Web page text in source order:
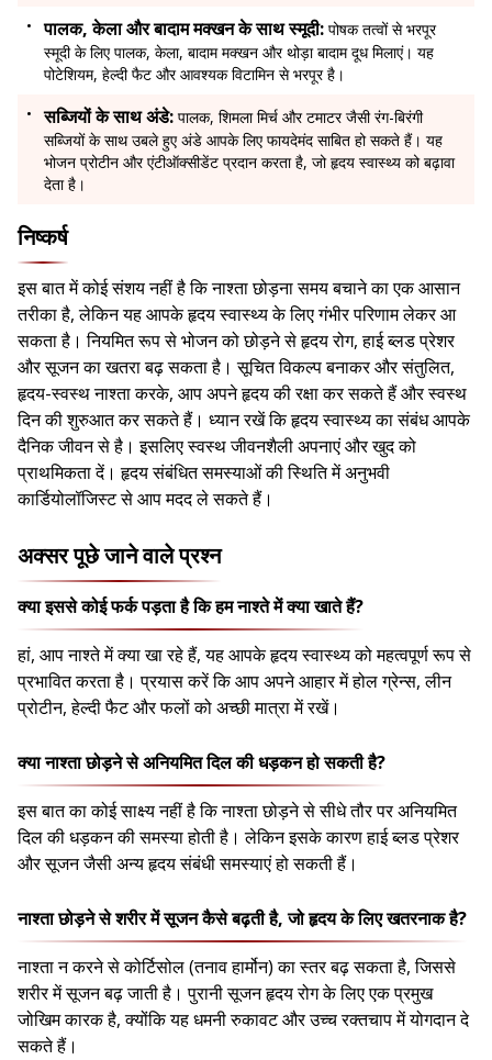
पालक, केला और बादाम मक्खन के साथ स्मूदी: पोषक तत्वों से भरपूर
स्मूदी के लिए पालक, केला, बादाम मक्खन और थोड़ा बादाम दूध मिलाएं। यह
पोटेशियम, हेल्दी फैट और आवश्यक विटामिन से भरपूर है।
सब्जियों के साथ अंडे: पालक, शिमला मिर्च और टमाटर जैसी रंग-बिरंगी
सब्जियों के साथ उबले हुए अंडे आपके लिए फायदेमंद साबित हो सकते हैं। यह
भोजन प्रोटीन और एंटीऑक्सीडेंट प्रदान करता है, जो हृदय स्वास्थ्य को बढ़ावा
देता है।
निष्कर्ष
इस बात में कोई संशय नहीं है कि नाश्ता छोड़ना समय बचाने का एक आसान
तरीका है, लेकिन यह आपके हृदय स्वास्थ्य के लिए गंभीर परिणाम लेकर आ
सकता है। नियमित रूप से भोजन को छोड़ने से हृदय रोग, हाई ब्लड प्रेशर
और सूजन का खतरा बढ़ सकता है। सूचित विकल्प बनाकर और संतुलित,
हृदय-स्वस्थ नाश्ता करके, आप अपने हृदय की रक्षा कर सकते हैं और स्वस्थ
दिन की शुरुआत कर सकते हैं। ध्यान रखें कि हृदय स्वास्थ्य का संबंध आपके
दैनिक जीवन से है। इसलिए स्वस्थ जीवनशैली अपनाएं और खुद को
प्राथमिकता दें। हृदय संबंधित समस्याओं की स्थिति में अनुभवी
कार्डियोलॉजिस्ट से आप मदद ले सकते हैं।
अक्सर पूछे जाने वाले प्रश्न
क्या इससे कोई फर्क पड़ता है कि हम नाश्ते में क्या खाते हैं?
हां, आप नाश्ते में क्या खा रहे हैं, यह आपके हृदय स्वास्थ्य को महत्वपूर्ण रूप से
प्रभावित करता है। प्रयास करें कि आप अपने आहार में होल ग्रेन्स, लीन
प्रोटीन, हेल्दी फैट और फलों को अच्छी मात्रा में रखें।
क्या नाश्ता छोड़ने से अनियमित दिल की धड़कन हो सकती है?
इस बात का कोई साक्ष्य नहीं है कि नाश्ता छोड़ने से सीधे तौर पर अनियमित
दिल की धड़कन की समस्या होती है। लेकिन इसके कारण हाई ब्लड प्रेशर
और सूजन जैसी अन्य हृदय संबंधी समस्याएं हो सकती हैं।
नाश्ता छोड़ने से शरीर में सूजन कैसे बढ़ती है, जो हृदय के लिए खतरनाक है?
नाश्ता न करने से कोर्टिसोल (तनाव हार्मोन) का स्तर बढ़ सकता है, जिससे
शरीर में सूजन बढ़ जाती है। पुरानी सूजन हृदय रोग के लिए एक प्रमुख
जोखिम कारक है, क्योंकि यह धमनी रुकावट और उच्च रक्तचाप में योगदान दे
सकते हैं।